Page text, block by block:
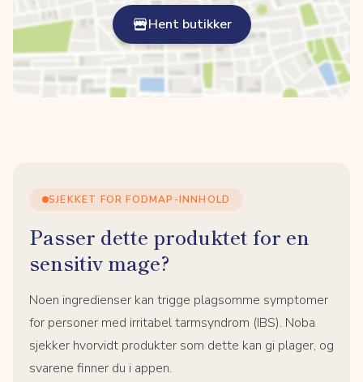
Hent butikker
SJEKKET FOR FODMAP-INNHOLD
Passer dette produktet for en
sensitiv mage?
Noen ingredienser kan trigge plagsomme symptomer
for personer med irritabel tarmsyndrom (IBS). Noba
sjekker hvorvidt produkter som dette kan gi plager, og
svarene finner du i appen.